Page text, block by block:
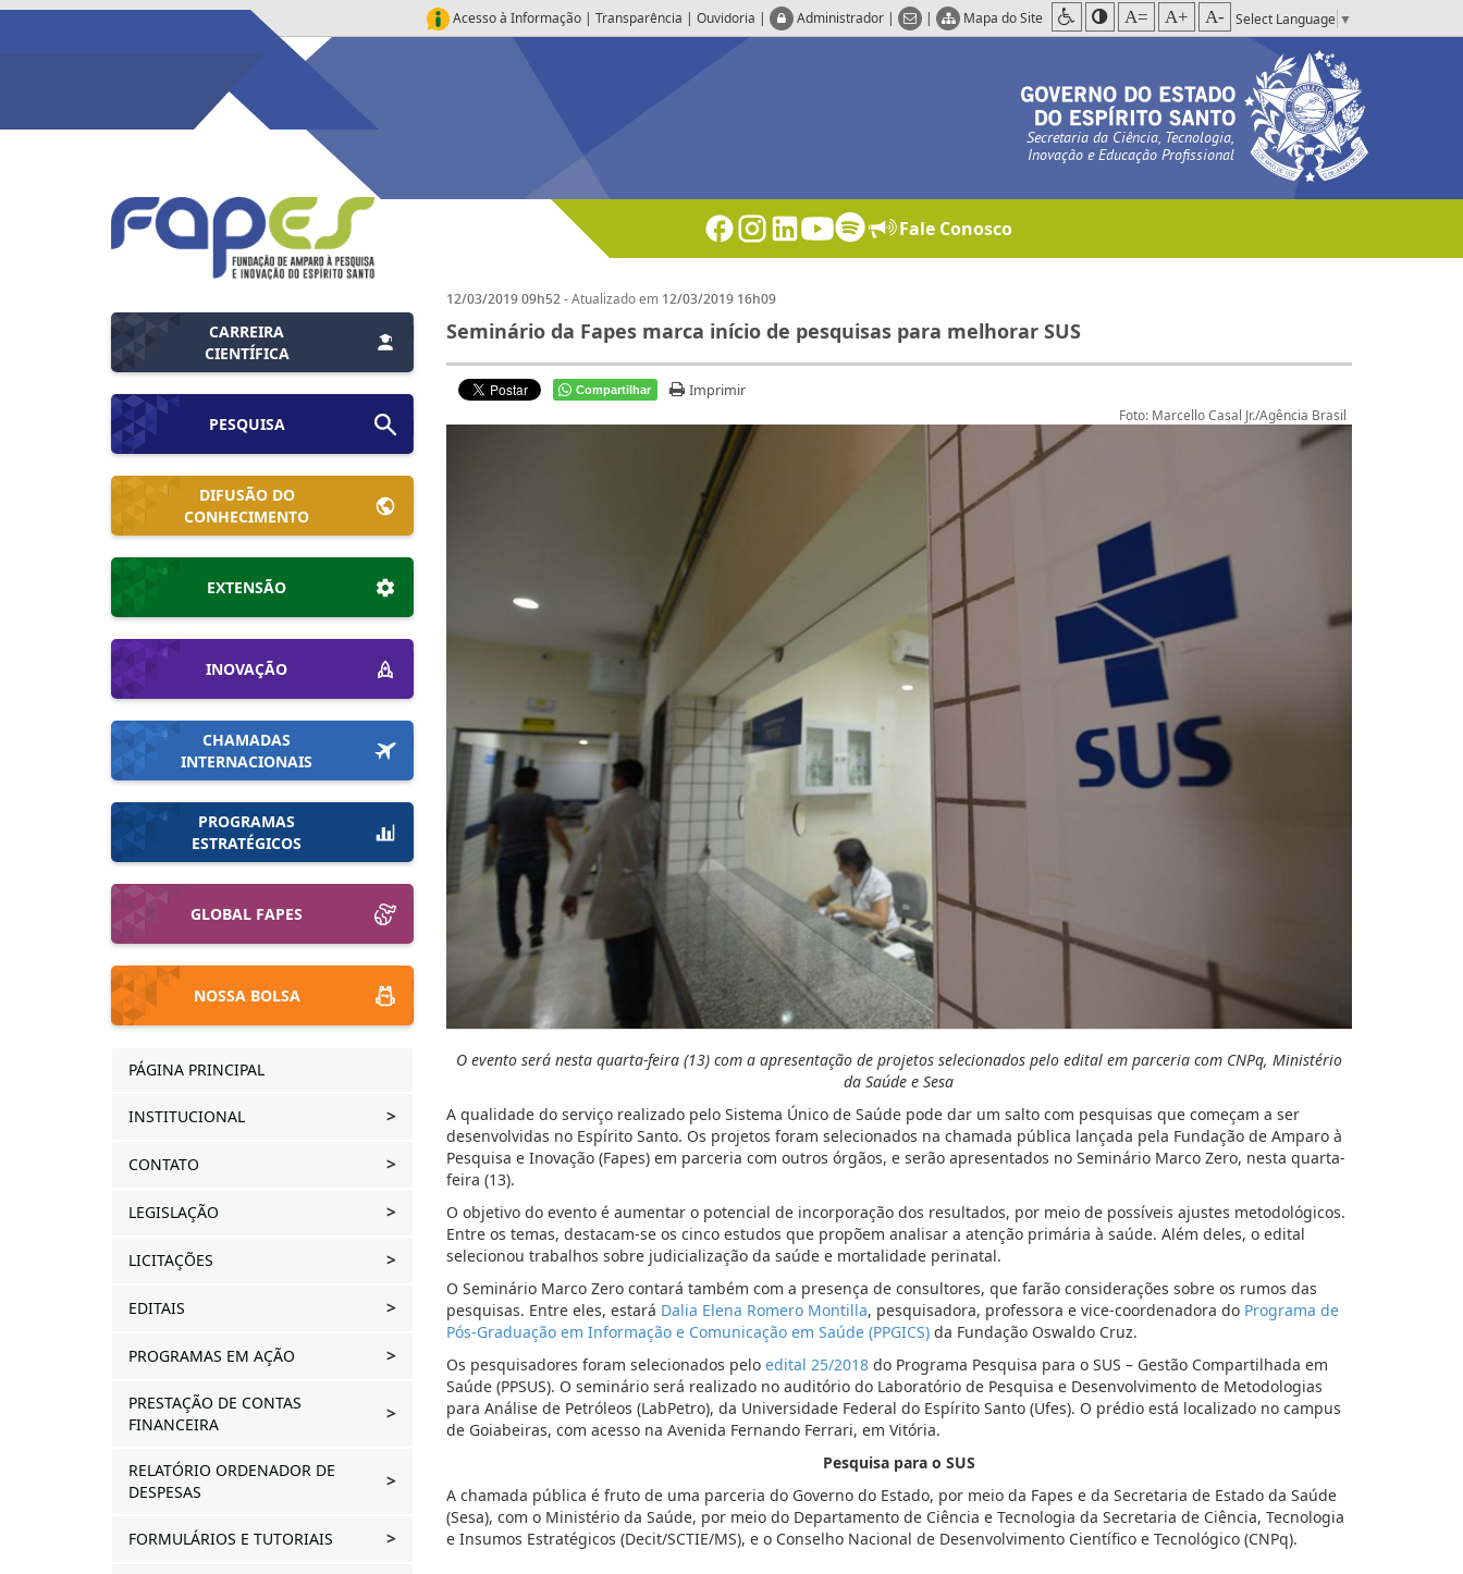
Acesso à Informação | Transparência | Ouvidoria | Administrador | | Mapa do Site A= A+ A- Select Language ▼
Secretaria da Ciência, Tecnologia,
Inovação e Educação Profissional
Fale Conosco
CARREIRA
CIENTÍFICA
PESQUISA
DIFUSÃO DO
CONHECIMENTO
EXTENSÃO
INOVAÇÃO
CHAMADAS
INTERNACIONAIS
PROGRAMAS
ESTRATÉGICOS
GLOBAL FAPES
NOSSA BOLSA
PÁGINA PRINCIPAL
INSTITUCIONAL
CONTATO
LEGISLAÇÃO
LICITAÇÕES
EDITAIS
PROGRAMAS EM AÇÃO
PRESTAÇÃO DE CONTAS
FINANCEIRA
RELATÓRIO ORDENADOR DE
DESPESAS
FORMULÁRIOS E TUTORIAIS
12/03/2019 09h52- Atualizado em 12/03/2019 16h09
Seminário da Fapes marca início de pesquisas para melhorar SUS
Compartilhar Imprimir
Foto: Marcello Casal Jr./Agência Brasil
O evento será nesta quarta-feira (13) com a apresentação de projetos selecionados pelo edital em parceria com CNPq, Ministério
da Saúde e Sesa
A qualidade do serviço realizado pelo Sistema Único de Saúde pode dar um salto com pesquisas que começam a ser
desenvolvidas no Espírito Santo. Os projetos foram selecionados na chamada pública lançada pela Fundação de Amparo à
Pesquisa e Inovação (Fapes) em parceria com outros órgãos, e serão apresentados no Seminário Marco Zero, nesta quarta-
feira (13).
O objetivo do evento é aumentar o potencial de incorporação dos resultados, por meio de possíveis ajustes metodológicos.
Entre os temas, destacam-se os cinco estudos que propõem analisar a atenção primária à saúde. Além deles, o edital
selecionou trabalhos sobre judicialização da saúde e mortalidade perinatal.
O Seminário Marco Zero contará também com a presença de consultores, que farão considerações sobre os rumos das
pesquisas. Entre eles, estará Dalia Elena Romero Montilla, pesquisadora, professora e vice-coordenadora do Programa de
Pós-Graduação em Informação e Comunicação em Saúde (PPGICS)da Fundação Oswaldo Cruz.
Os pesquisadores foram selecionados pelo edital 25/2018do Programa Pesquisa para o SUS – Gestão Compartilhada em
Saúde (PPSUS). O seminário será realizado no auditório do Laboratório de Pesquisa e Desenvolvimento de Metodologias
para Análise de Petróleos (LabPetro), da Universidade Federal do Espírito Santo (Ufes). O prédio está localizado no campus
de Goiabeiras, com acesso na Avenida Fernando Ferrari, em Vitória.
Pesquisa para o SUS
A chamada pública é fruto de uma parceria do Governo do Estado, por meio da Fapes e da Secretaria de Estado da Saúde
(Sesa), com o Ministério da Saúde, por meio do Departamento de Ciência e Tecnologia da Secretaria de Ciência, Tecnologia
e Insumos Estratégicos (Decit/SCTIE/MS), e o Conselho Nacional de Desenvolvimento Científico e Tecnológico (CNPq).